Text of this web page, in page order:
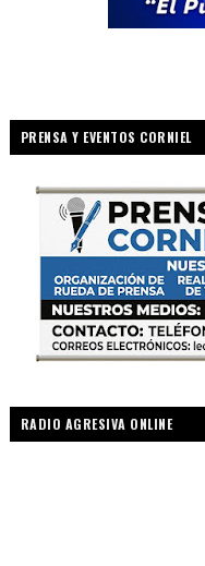
PRENSA Y EVENTOS CORNIEL
RADIO AGRESIVA ONLINE